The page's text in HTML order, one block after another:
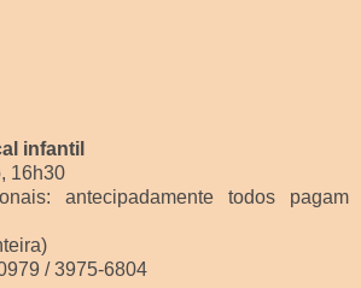
infantil
16h30
antecipadamente todos pagam
/ 3975-6804